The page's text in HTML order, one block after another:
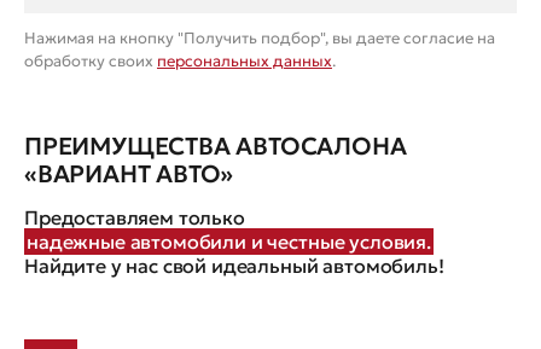
Нажимая на кнопку "Получить подбор", вы даете согласие на
обработку своих персональных данных.
ПРЕИМУЩЕСТВА АВТОСАЛОНА
«ВАРИАНТ АВТО»
Предоставляем только
надежные автомобили и честные условия.
Найдите у нас свой идеальный автомобиль!